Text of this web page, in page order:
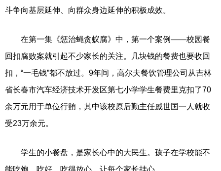
斗争向基层延伸、向群众身边延伸的积极成效。
在第一集《惩治蝇贪蚁腐》中，第一个案例——校园餐
回扣腐败案就引起不少家长的关注。几块钱的餐费也要收回
扣，“一毛钱”都不放过。9年间，高尔夫餐饮管理公司从吉林
省长春市汽车经济技术开发区第七小学学生餐费里克扣了70
余万元用于单位行贿，其中该校原后勤主任戚世国一人就收
受23万余元。
学生的小餐盘，是家长心中的大民生。孩子在学校能不
能吃饱、吃好、吃得放心，让每个家长挂心。